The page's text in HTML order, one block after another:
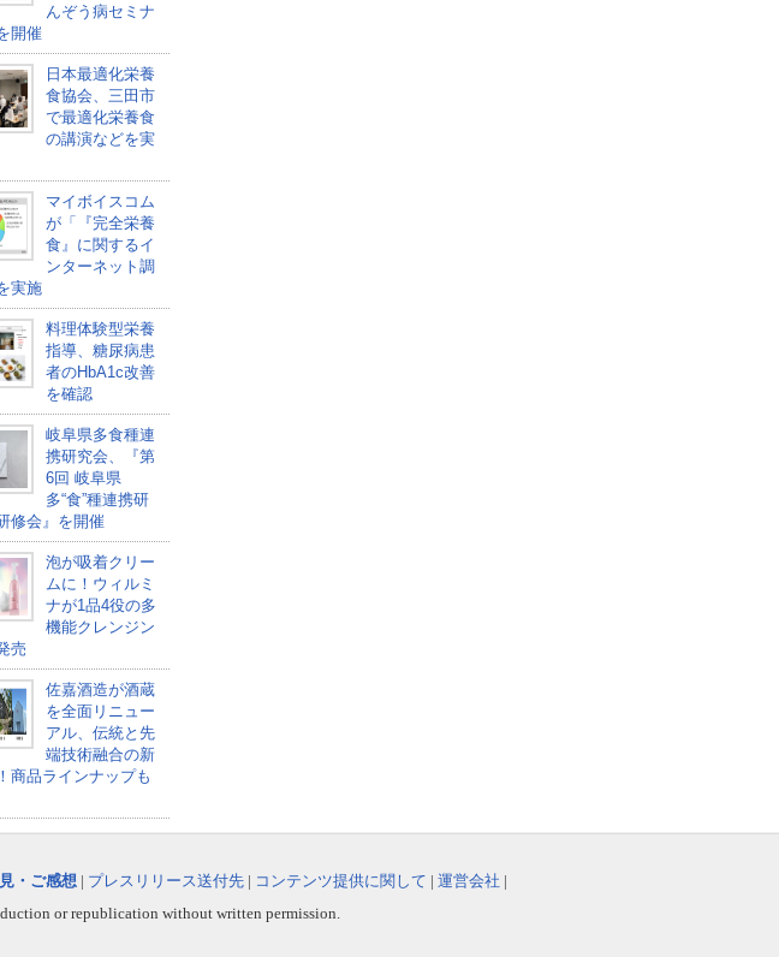
んぞう病セミナ
開催
日本最適化栄養
食協会、三田市
で最適化栄養食
の講演などを実
マイボイスコム
が「『完全栄養
食』に関するイ
ンターネット調
実施
料理体験型栄養
指導、糖尿病患
者のHbA1c改善
を確認
岐阜県多食種連
携研究会、『第
6回 岐阜県
多“食”種連携研
修会』を開催
泡が吸着クリー
ムに！ウィルミ
ナが1品4役の多
機能クレンジン
売
佐嘉酒造が酒蔵
を全面リニュー
アル、伝統と先
端技術融合の新
商品ラインナップも
・ご感想 | プレスリリース送付先 | コンテンツ提供に関して | 運営会社 |
or republication without written permission.